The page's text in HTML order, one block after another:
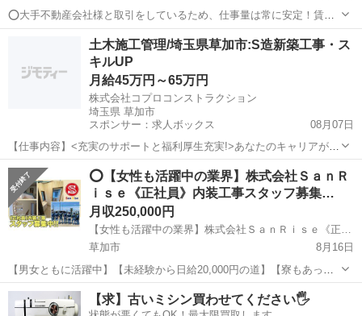
⭕️大手不動産会社様と取引をしているため、仕事量は常に安定！賃貸
アパート、マンション改修工事をメインに行っています！また、同業
者など横の繋がりが非常に広く、常に安定した業績を誇っていること
が当社の魅力です! ⭕️リフォ...
内装職人 不動産会社
土木施工管理/埼玉県草加市:S造新築工事・ス
キルUP
月給45万円～65万円
株式会社コプロコンストラクション
埼玉県 草加市
スポンサー：求人ボックス
08月07日
【仕事内容】<充実のサポートと福利厚生充実!>あなたのキャリアが活
かせるお仕事 大手で安心して働ける環境です 40代・50代・60代の方
が活躍されています <募集要項> <職種> 土木施工管理/埼玉県草加市:S
造新築工事・スキルU...
正社員
⭕️【女性も活躍中の業界】株式会社ＳａｎＲ
ｉｓｅ《正社員》内装工事スタッフ募集…
月収250,000円
【女性も活躍中の業界】株式会社ＳａｎＲｉｓｅ《正社員》内装工事スタッフ募集中!
草加市
8月16日
【男女ともに活躍中】【未経験から日給20,000円の道】【寮もあって
上京組も安心】【月給OR日給の選べる給与システム】 直行直帰OK/日
払い可能で急な出費も対応可能! ⭕️稼ぎたい!! 安定したい!! 住まいを
埼玉 草加市 内装職人 株式会社
【求】古いミシン買わせてください🖐️